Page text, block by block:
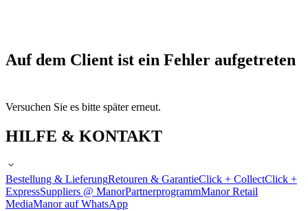
Auf dem Client ist ein Fehler aufgetreten
Versuchen Sie es bitte später erneut.
HILFE & KONTAKT
Bestellung & LieferungRetouren & GarantieClick + CollectClick +
ExpressSuppliers @ ManorPartnerprogrammManor Retail
MediaManor auf WhatsApp